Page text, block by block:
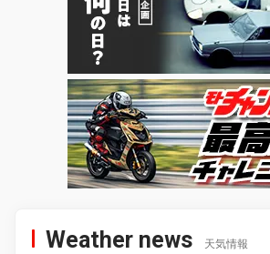
Weather news 天気情報